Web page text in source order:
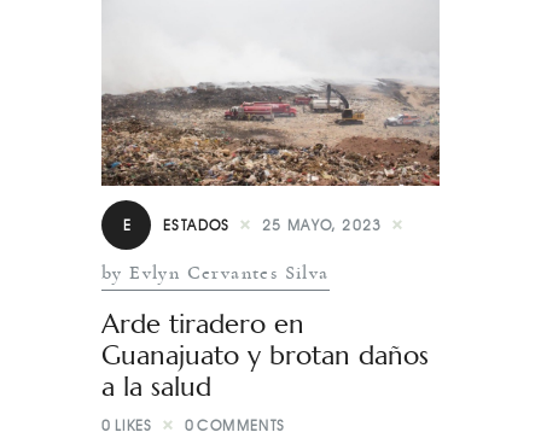
E ESTADOS 25 MAYO, 2023
by Evlyn Cervantes Silva
Arde tiradero en
Guanajuato y brotan daños
a la salud
0 LIKES 0 COMMENTS